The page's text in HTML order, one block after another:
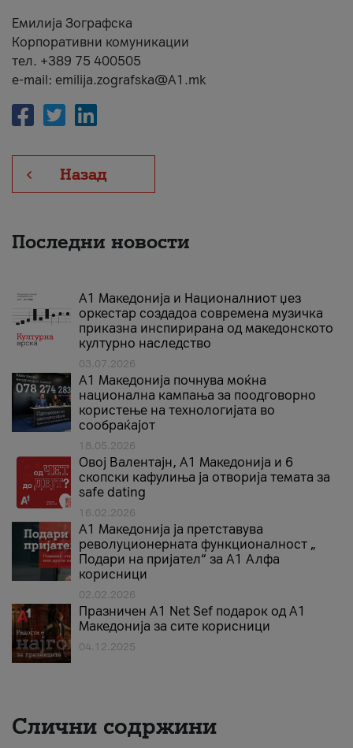
Емилија Зографска
Корпоративни комуникации
тел. +389 75 400505
e-mail: emilija.zografska@A1.mk
Назад
Последни новости
А1 Македонија и Националниот џез
оркестар создадоа современа музичка
приказна инспирирана од македонското
културно наследство
03.07.2026
A1 Македонија почнува моќна
национална кампања за поодговорно
користење на технологијата во
сообраќајот
18.05.2026
Овој Валентајн, A1 Македонија и 6
скопски кафулиња ја отворија темата за
safe dating
16.02.2026
А1 Македонија ја претставува
револуционерната функционалност „
Подари на пријател“ за А1 Алфа
корисници
02.02.2026
Празничен A1 Net Sеf подарок од А1
Македонија за сите корисници
04.12.2025
Слични содржини